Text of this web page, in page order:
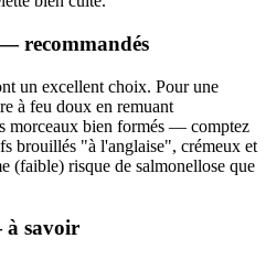
recommandés
un excellent choix. Pour une
à feu doux en remuant
morceaux bien formés — comptez
brouillés "à l'anglaise", crémeux et
(faible) risque de salmonellose que
à savoir